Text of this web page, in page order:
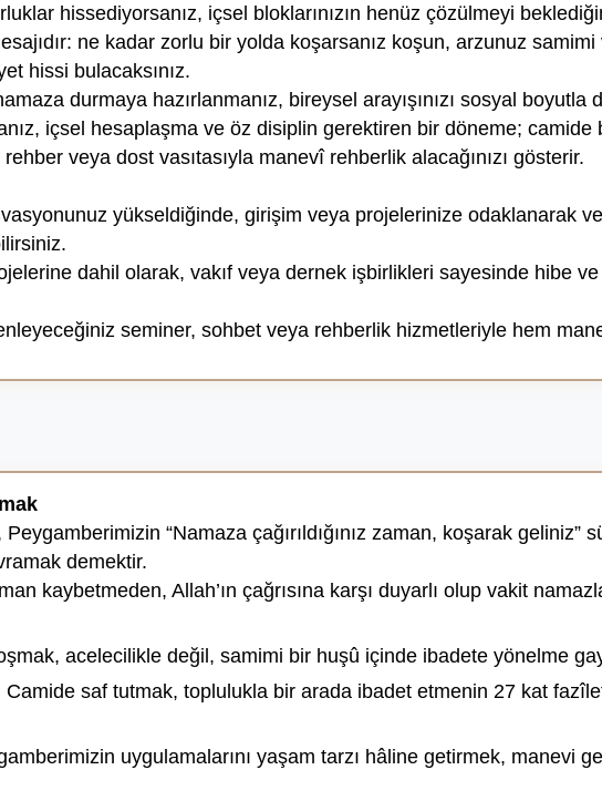
hissediyorsanız, içsel bloklarınızın henüz çözülmeyi
ne kadar zorlu bir yolda koşarsanız koşun, arzunuz
hissi bulacaksınız.
durmaya hazırlanmanız, bireysel arayışınızı sosyal
içsel hesaplaşma ve öz disiplin gerektiren bir döneme;
veya dost vasıtasıyla manevî rehberlik alacağınızı gösterir.
yükseldiğinde, girişim veya projelerinize odaklanarak
dahil olarak, vakıf veya dernek işbirlikleri sayesinde hibe
seminer, sohbet veya rehberlik hizmetleriyle hem
“Namaza çağırıldığınız zaman, koşarak
demektir.
kaybetmeden, Allah’ın çağrısına karşı duyarlı olup vakit
acelecilikle değil, samimi bir huşû içinde ibadete yönelme
Camide saf tutmak, toplulukla bir arada ibadet etmenin 27 kat
uygulamalarını yaşam tarzı hâline getirmek, manevi